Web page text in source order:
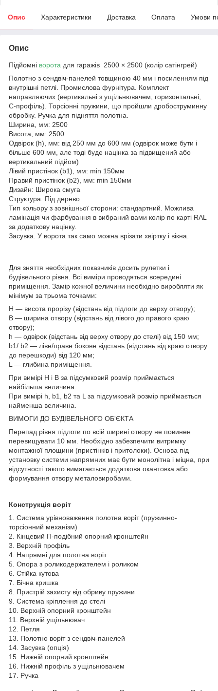
Опис Характеристики Доставка Оплата Умови
Опис
Підйомні ворота для гаражів 2500 × 2500 (колір сатінгрей)
Полотно з сендвіч-панелей товщиною 40 мм і посиленням під
внутрішні петлі. Промислова фурнітура. Комплект
направляючих (вертикальні з ущільнювачем, горизонтальні,
С-профіль). Торсіонні пружини, що пройшли дробоструминну
обробку. Ручка для підняття полотна.
Ширина, мм: 2500
Висота, мм: 2500
Одвірок (h), мм: від 250 мм до 600 мм (одвірок може бути і
більше 600 мм, але тоді буде націнка за підвищений або
вертикальний підйом)
Лівий пристінок (b1), мм: min 150мм
Правий пристінок (b2), мм: min 150мм
Дизайн: Широка смуга
Структура: Під дерево
Тип кольору з зовнішньої сторони: стандартний. Можлива
ламінація чи фарбування в вибраний вами колір по карті RAL
за додаткову націнку.
Засувка. У ворота так само можна врізати хвіртку і вікна.
Для зняття необхідних показників досить рулетки і
будівельного рівня. Всі виміри проводяться всередині
приміщення. Замір кожної величини необхідно виробляти як
мінімум за трьома точками:
H — висота прорізу (відстань від підлоги до верху отвору);
B — ширина отвору (відстань від лівого до правого краю
отвору);
h — одвірок (відстань від верху отвору до стелі) від 150 мм;
b1/ b2 — ліве/праве бокове відстань (відстань від краю отвору
до перешкоди) від 120 мм;
L — глибина приміщення.
При вимірі Н і В за підсумковий розмір приймається
найбільша величина.
При вимірі h, b1, b2 та L за підсумковий розмір приймається
найменша величина.
ВИМОГИ ДО БУДІВЕЛЬНОГО ОБ'ЄКТА
Перепад рівня підлоги по всій ширині отвору не повинен
перевищувати 10 мм. Необхідно забезпечити витримку
монтажної площини (пристінків і притолоки). Основа під
установку системи напрямних має бути монолітна і міцна, при
відсутності такого вимагається додаткова окантовка або
формування отвору металовиробами.
Конструкція воріт
1. Система урівноваження полотна воріт (пружинно-
торсіонний механізм)
2. Кінцевий П-подібний опорний кронштейн
3. Верхній профіль
4. Напрямні для полотна воріт
5. Опора з роликодержателем і роликом
6. Стійка кутова
7. Бічна кришка
8. Пристрій захисту від обриву пружини
9. Система кріплення до стелі
10. Верхній опорний кронштейн
11. Верхній ущільнювач
12. Петля
13. Полотно воріт з сендвіч-панелей
14. Засувка (опція)
15. Нижній опорний кронштейн
16. Нижній профіль з ущільнювачем
17. Ручка